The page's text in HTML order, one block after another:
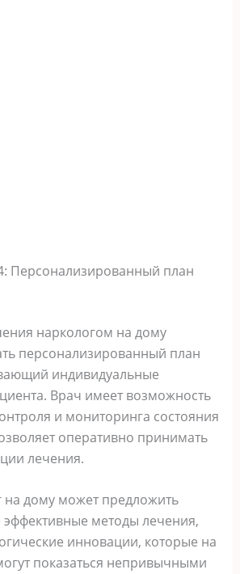
Персонализированный план
наркологом на дому
персонализированный план
индивидуальные
Врач имеет возможность
и мониторинга состояния
оперативно принимать
лечения.
на дому может предложить
методы лечения,
инновации, которые на
показаться непривычными